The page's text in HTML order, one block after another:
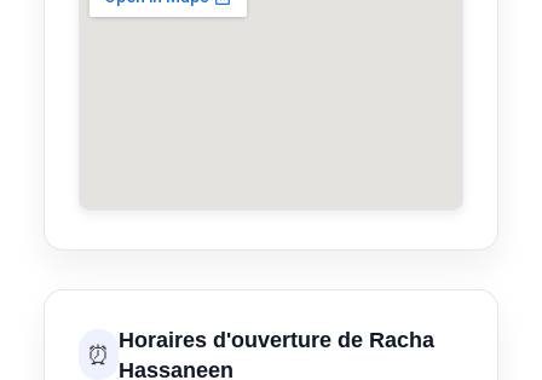
⏰ Horaires d'ouverture de Racha
Hassaneen